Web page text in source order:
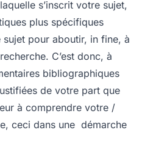
s’inscrit votre sujet,
plus spécifiques
pour aboutir, in fine, à
C’est donc, à
bibliographiques
de votre part que
à comprendre votre /
ceci dans une démarche